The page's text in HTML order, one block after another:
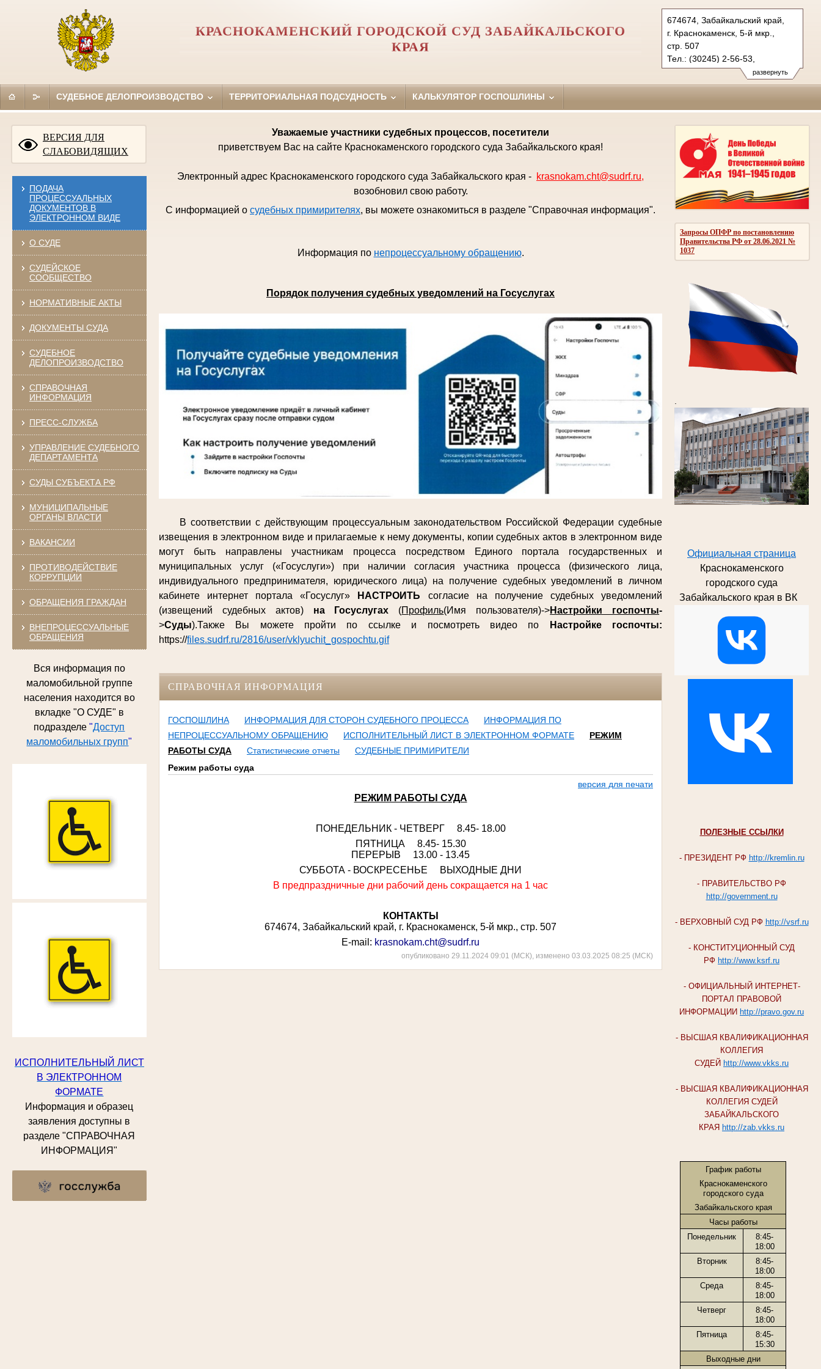
развернуть
674674, Забайкальский край,
г. Краснокаменск, 5-й мкр.,
стр. 507
Тел.: (30245) 2-56-53,
(3022) 23-83-71 (ф.)
krasnokam.cht@sudrf.ru
КРАСНОКАМЕНСКИЙ ГОРОДСКОЙ СУД ЗАБАЙКАЛЬСКОГО
КРАЯ
СУДЕБНОЕ ДЕЛОПРОИЗВОДСТВО ТЕРРИТОРИАЛЬНАЯ ПОДСУДНОСТЬ КАЛЬКУЛЯТОР ГОСПОШЛИНЫ
ВЕРСИЯ ДЛЯ
СЛАБОВИДЯЩИХ
ПОДАЧА
ПРОЦЕССУАЛЬНЫХ
ДОКУМЕНТОВ В
ЭЛЕКТРОННОМ ВИДЕ
О СУДЕ
СУДЕЙСКОЕ
СООБЩЕСТВО
НОРМАТИВНЫЕ АКТЫ
ДОКУМЕНТЫ СУДА
СУДЕБНОЕ
ДЕЛОПРОИЗВОДСТВО
СПРАВОЧНАЯ
ИНФОРМАЦИЯ
ПРЕСС-СЛУЖБА
УПРАВЛЕНИЕ СУДЕБНОГО
ДЕПАРТАМЕНТА
СУДЫ СУБЪЕКТА РФ
МУНИЦИПАЛЬНЫЕ
ОРГАНЫ ВЛАСТИ
ВАКАНСИИ
ПРОТИВОДЕЙСТВИЕ
КОРРУПЦИИ
ОБРАЩЕНИЯ ГРАЖДАН
ВНЕПРОЦЕССУАЛЬНЫЕ
ОБРАЩЕНИЯ
Вся информация по
маломобильной группе
населения находится во
вкладке "О СУДЕ" в
подразделе"Доступ
маломобильных групп"
ИСПОЛНИТЕЛЬНЫЙ ЛИСТ
В ЭЛЕКТРОННОМ
ФОРМАТЕ
Информация и образец
заявления доступны в
разделе "СПРАВОЧНАЯ
ИНФОРМАЦИЯ"
Запросы ОПФР по постановлению
Правительства РФ от 28.06.2021 №
1037
Официальная страница
Краснокаменского
городского суда
Забайкальского края в ВК
ПОЛЕЗНЫЕ ССЫЛКИ
- ПРЕЗИДЕНТ РФ http://kremlin.ru
- ПРАВИТЕЛЬСТВО РФ
http://government.ru
- ВЕРХОВНЫЙ СУД РФ http://vsrf.ru
- КОНСТИТУЦИОННЫЙ СУД
РФ http://www.ksrf.ru
- ОФИЦИАЛЬНЫЙ ИНТЕРНЕТ-
ПОРТАЛ ПРАВОВОЙ
ИНФОРМАЦИИ http://pravo.gov.ru
- ВЫСШАЯ КВАЛИФИКАЦИОННАЯ
КОЛЛЕГИЯ
СУДЕЙ http://www.vkks.ru
- ВЫСШАЯ КВАЛИФИКАЦИОННАЯ
КОЛЛЕГИЯ СУДЕЙ
ЗАБАЙКАЛЬСКОГО
КРАЯ http://zab.vkks.ru
График работы
Краснокаменского
городского суда
Забайкальского края
Часы работы
Понедельник
8:45-
18:00
Вторник
8:45-
18:00
Среда
8:45-
18:00
Четверг
8:45-
18:00
Пятница
8:45-
15:30
Выходные дни
Уважаемые участники судебных процессов, посетители
приветствуем Вас на сайте Краснокаменского городского суда Забайкальского края!
Электронный адрес Краснокаменского городского суда Забайкальского края - krasnokam.cht@sudrf.ru,
возобновил свою работу.
С информацией о судебных примирителях, вы можете ознакомиться в разделе "Справочная информация".
Информация по непроцессуальному обращению.
Порядок получения судебных уведомлений на Госуслугах
В соответствии с действующим процессуальным законодательством Российской Федерации судебные
извещения в электронном виде и прилагаемые к нему документы, копии судебных актов в электронном виде
могут быть направлены участникам процесса посредством Единого портала государственных и
муниципальных услуг («Госуслуги») при наличии согласия участника процесса (физического лица,
индивидуального предпринимателя, юридического лица) на получение судебных уведомлений в личном
кабинете интернет портала «Госуслуг»
НАСТРОИТЬ согласие на получение судебных уведомлений
(извещений судебных актов) на Госуслугах (Профиль(Имя пользователя)->Настройки госпочты-
>Суды).Также Вы можете пройти по ссылке и посмотреть видео по
Настройке госпочты:
https://files.sudrf.ru/2816/user/vklyuchit_gospochtu.gif
СПРАВОЧНАЯ ИНФОРМАЦИЯ
ГОСПОШЛИНА ИНФОРМАЦИЯ ДЛЯ СТОРОН СУДЕБНОГО ПРОЦЕССА
ИНФОРМАЦИЯ ПО
НЕПРОЦЕССУАЛЬНОМУ ОБРАЩЕНИЮ
ИСПОЛНИТЕЛЬНЫЙ ЛИСТ В ЭЛЕКТРОННОМ ФОРМАТЕ
РЕЖИМ
РАБОТЫ СУДА
Статистические отчеты
СУДЕБНЫЕ ПРИМИРИТЕЛИ
Режим работы суда
версия для печати
РЕЖИМ РАБОТЫ СУДА
ПОНЕДЕЛЬНИК - ЧЕТВЕРГ 8.45- 18.00
ПЯТНИЦА 8.45- 15.30
ПЕРЕРЫВ 13.00 - 13.45
СУББОТА - ВОСКРЕСЕНЬЕ ВЫХОДНЫЕ ДНИ
В предпраздничные дни рабочий день сокращается на 1 час
КОНТАКТЫ
674674, Забайкальский край, г. Краснокаменск, 5-й мкр., стр. 507
E-mail: krasnokam.cht@sudrf.ru
опубликовано 29.11.2024 09:01 (МСК), изменено 03.03.2025 08:25 (МСК)